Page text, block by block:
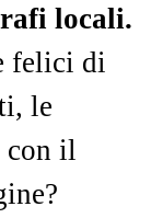
locali.
felici di
le
con il